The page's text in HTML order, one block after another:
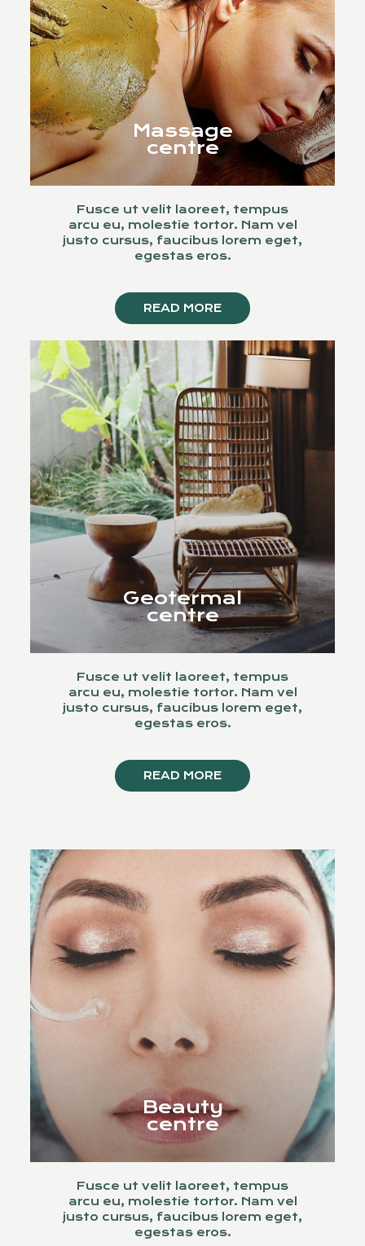
Massage
centre
Fusce ut velit laoreet, tempus
arcu eu, molestie tortor. Nam vel
justo cursus, faucibus lorem eget,
egestas eros.
READ MORE
Geotermal
centre
Fusce ut velit laoreet, tempus
arcu eu, molestie tortor. Nam vel
justo cursus, faucibus lorem eget,
egestas eros.
READ MORE
Beauty
centre
Fusce ut velit laoreet, tempus
arcu eu, molestie tortor. Nam vel
justo cursus, faucibus lorem eget,
egestas eros.